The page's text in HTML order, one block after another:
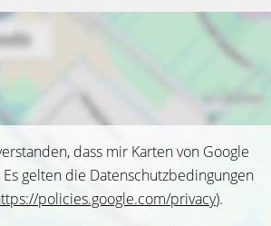
dass mir Karten von Google
gelten die Datenschutzbedingungen
policies.google.com/privacy).